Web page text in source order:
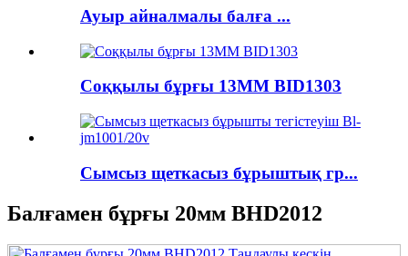
Ауыр айналмалы балға ...
Соққылы бұрғы 13MM BID1303
Сымсыз щеткасыз бұрыштық гр...
Балғамен бұрғы 20мм BHD2012